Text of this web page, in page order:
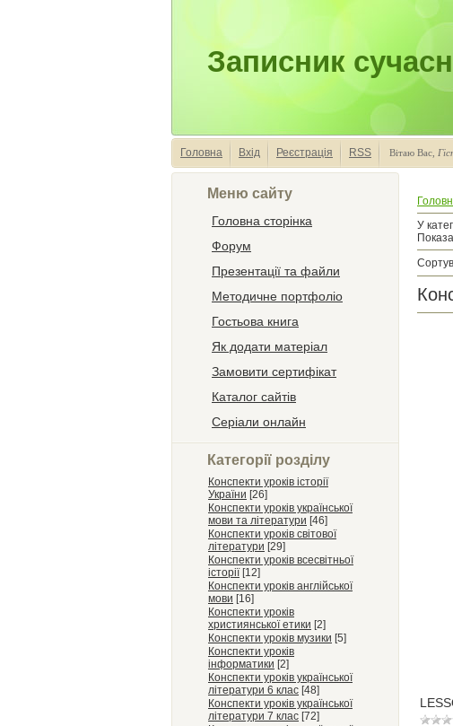
Записник
Головна Вхід Реєстрація RSS Вітаю Вас
Меню сайту
Головна сторінка
Форум
Презентації та файли
Методичне портфоліо
Гостьова книга
Як додати матеріал
Замовити сертифікат
Каталог сайтів
Серіали онлайн
Категорії розділу
Конспекти уроків історії
України [26]
Конспекти уроків української
мови та літератури [46]
Конспекти уроків світової
літератури [29]
Конспекти уроків всесвітньої
історії [12]
Конспекти уроків англійської
мови [16]
Конспекти уроків
християнської етики [2]
Конспекти уроків музики [5]
Конспекти уроків
інформатики [2]
Конспекти уроків української
літератури 6 клас [48]
Конспекти уроків української
літератури 7 клас [72]
У